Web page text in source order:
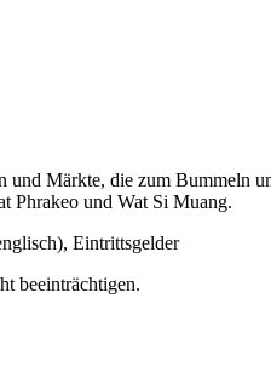
und Märkte, die zum Bummeln
Phrakeo und Wat Si Muang.
Eintrittsgelder
beeinträchtigen.